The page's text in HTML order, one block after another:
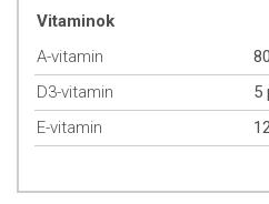
és a látás normál
immunrendszer normál
D-vitamin: hozzájárul a
felszívódásához. Hozzájárul
és az egészséges
Vitaminok
A-vitamin
D3-vitamin
5
E-vitamin